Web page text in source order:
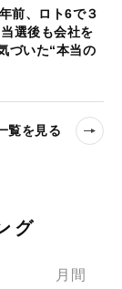
前、ロト6で３
選後も会社を
づいた“本当の
覧を見る
グ
月間